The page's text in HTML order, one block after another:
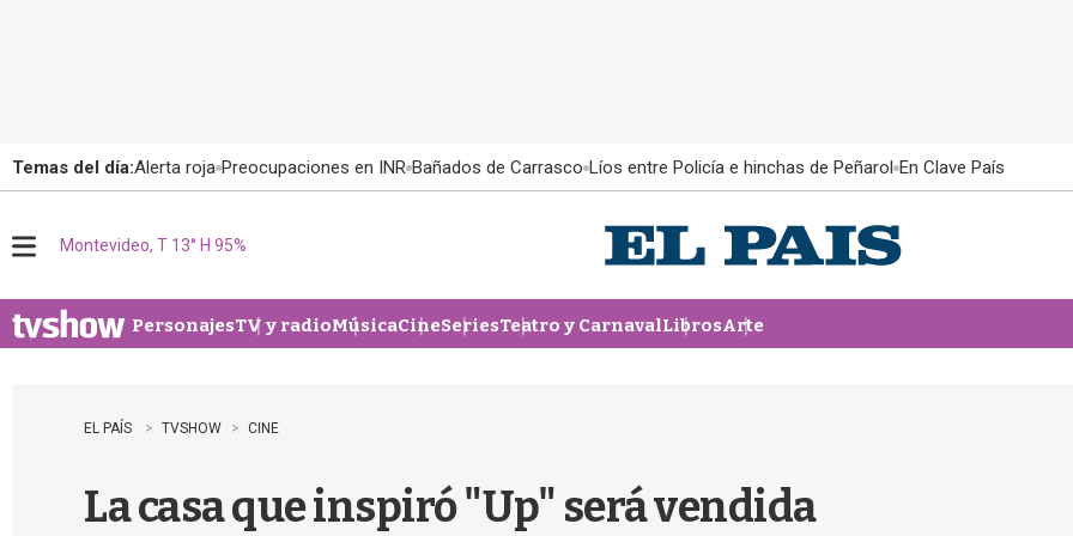
Temas del día:Alerta roja Preocupaciones en INR Bañados de Carrasco Líos entre Policía e hinchas de Peñarol En Clave País
u
Montevideo, T 13° H 95%
PersonajesTV y radioMúsicaCineSeriesTeatro y CarnavalLibrosArte
EL PAÍS TVSHOW CINE
La casa que inspiró "Up" será vendida